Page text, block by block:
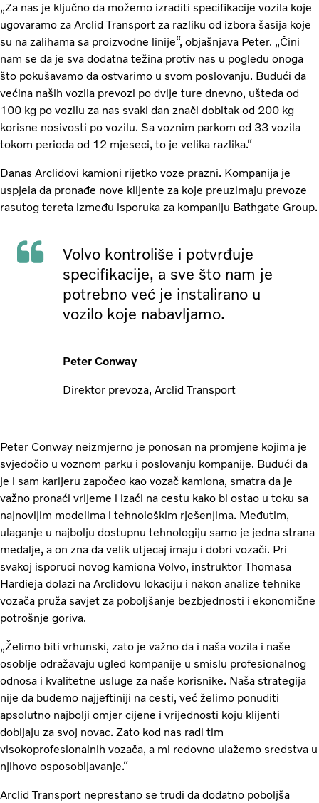
„Za nas je ključno da možemo izraditi specifikacije vozila koje
ugovaramo za Arclid Transport za razliku od izbora šasija koje
su na zalihama sa proizvodne linije“, objašnjava Peter. „Čini
nam se da je sva dodatna težina protiv nas u pogledu onoga
što pokušavamo da ostvarimo u svom poslovanju. Budući da
većina naših vozila prevozi po dvije ture dnevno, ušteda od
100 kg po vozilu za nas svaki dan znači dobitak od 200 kg
korisne nosivosti po vozilu. Sa voznim parkom od 33 vozila
tokom perioda od 12 mjeseci, to je velika razlika.“
Danas Arclidovi kamioni rijetko voze prazni. Kompanija je
uspjela da pronađe nove klijente za koje preuzimaju prevoze
rasutog tereta između isporuka za kompaniju Bathgate Group.
Volvo kontroliše i potvrđuje
specifikacije, a sve što nam je
potrebno već je instalirano u
vozilo koje nabavljamo.
Peter Conway
Direktor prevoza, Arclid Transport
Peter Conway neizmjerno je ponosan na promjene kojima je
svjedočio u voznom parku i poslovanju kompanije. Budući da
je i sam karijeru započeo kao vozač kamiona, smatra da je
važno pronaći vrijeme i izaći na cestu kako bi ostao u toku sa
najnovijim modelima i tehnološkim rješenjima. Međutim,
ulaganje u najbolju dostupnu tehnologiju samo je jedna strana
medalje, a on zna da velik utjecaj imaju i dobri vozači. Pri
svakoj isporuci novog kamiona Volvo, instruktor Thomasa
Hardieja dolazi na Arclidovu lokaciju i nakon analize tehnike
vozača pruža savjet za poboljšanje bezbjednosti i ekonomične
potrošnje goriva.
„Želimo biti vrhunski, zato je važno da i naša vozila i naše
osoblje odražavaju ugled kompanije u smislu profesionalnog
odnosa i kvalitetne usluge za naše korisnike. Naša strategija
nije da budemo najjeftiniji na cesti, već želimo ponuditi
apsolutno najbolji omjer cijene i vrijednosti koju klijenti
dobijaju za svoj novac. Zato kod nas radi tim
visokoprofesionalnih vozača, a mi redovno ulažemo sredstva u
njihovo osposobljavanje.“
Arclid Transport neprestano se trudi da dodatno poboljša